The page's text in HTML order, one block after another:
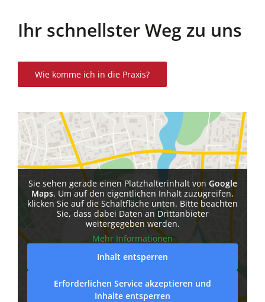
Ihr schnellster Weg zu uns
Wie komme ich in die Praxis?
Sie sehen gerade einen Platzhalterinhalt von Google
Maps. Um auf den eigentlichen Inhalt zuzugreifen,
klicken Sie auf die Schaltfläche unten. Bitte beachten
Sie, dass dabei Daten an Drittanbieter
weitergegeben werden.
Mehr Informationen
Inhalt entsperren
Erforderlichen Service akzeptieren und
Inhalte entsperren